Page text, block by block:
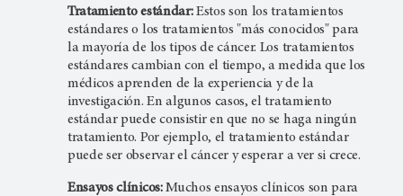
Tratamiento estándar:Estos son los tratamientos
estándares o los tratamientos "más conocidos" para
la mayoría de los tipos de cáncer. Los tratamientos
estándares cambian con el tiempo, a medida que los
médicos aprenden de la experiencia y de la
investigación. En algunos casos, el tratamiento
estándar puede consistir en que no se haga ningún
tratamiento. Por ejemplo, el tratamiento estándar
puede ser observar el cáncer y esperar a ver si crece.
Ensayos clínicos:Muchos ensayos clínicos son para